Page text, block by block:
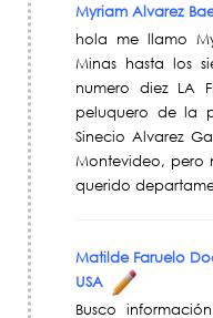
Myriam Alvarez
hola me llamo
Minas hasta los
numero diez LA
peluquero de la
Sinecio Alvarez
Montevideo, pero
querido
Matilde Faruelo
USA
Busco